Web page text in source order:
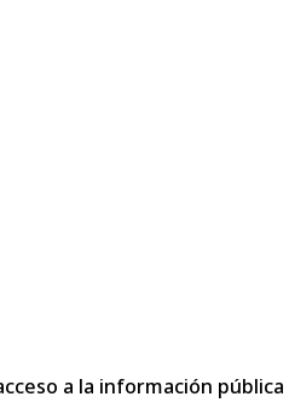
a la información pública